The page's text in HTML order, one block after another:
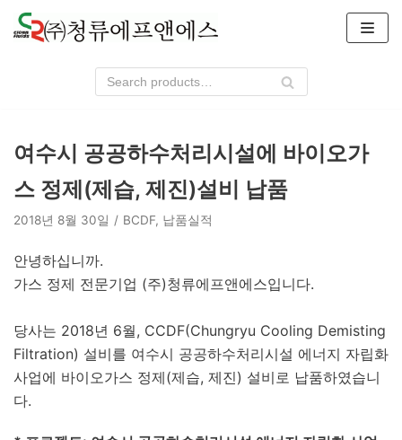
콘
텐
뛰
기
여수시 공공하수처리시설에 바이오가
스 정제(제습, 제진)설비 납품
2018년 8월 30일 BCDF, 납품실적
안녕하십니까.
가스 정제 전문기업 (주)청류에프앤에스입니다.
당사는 2018년 6월, CCDF(Chungryu Cooling Demisting
Filtration) 설비를 여수시 공공하수처리시설 에너지 자립화
사업에 바이오가스 정제(제습, 제진) 설비로 납품하였습니
다.